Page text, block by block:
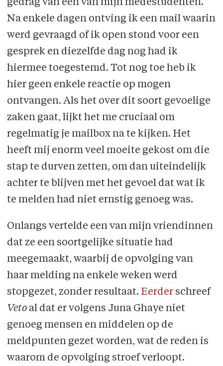
gedrag van een van mijn medestudenten.
Na enkele dagen ontving ik een mail waarin
werd gevraagd of ik open stond voor een
gesprek en diezelfde dag nog had ik
hiermee toegestemd. Tot nog toe heb ik
hier geen enkele reactie op mogen
ontvangen. Als het over dit soort gevoelige
zaken gaat, lijkt het me cruciaal om
regelmatig je mailbox na te kijken. Het
heeft mij enorm veel moeite gekost om die
stap te durven zetten, om dan uiteindelijk
achter te blijven met het gevoel dat wat ik
te melden had niet ernstig genoeg was.
Onlangs vertelde een van mijn vriendinnen
dat ze een soortgelijke situatie had
meegemaakt, waarbij de opvolging van
haar melding na enkele weken werd
stopgezet, zonder resultaat. Eerderschreef
Veto al dat er volgens Juna Ghaye niet
genoeg mensen en middelen op de
meldpunten gezet worden, wat de reden is
waarom de opvolging stroef verloopt.